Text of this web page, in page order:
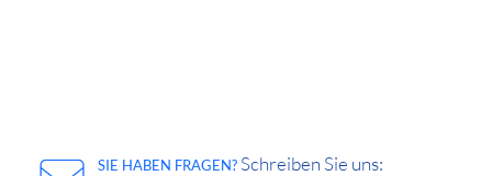
SIE HABEN FRAGEN?Schreiben Sie uns: